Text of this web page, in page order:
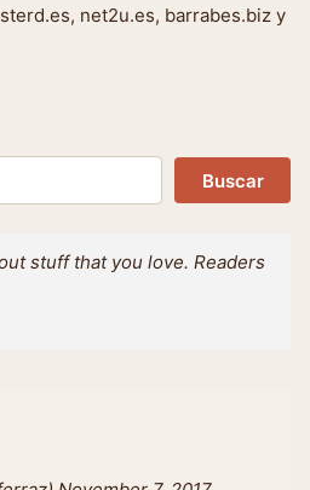
net2u.es, barrabes.biz y
Buscar
stuff that you love. Readers